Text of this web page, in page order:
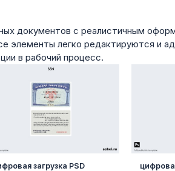
документов с реалистичным
элементы легко редактируются и
в рабочий процесс.
загрузка PSD